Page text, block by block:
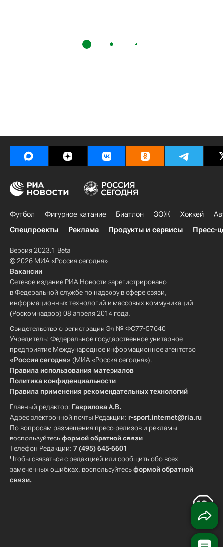
Футбол Фигурное катание Биатлон ЗОЖ Хоккей
Спецпроекты
Реклама Продукты и сервисы Пресс-
Версия 2023.1 Beta
© 2026 МИА «Россия сегодня»
Вакансии
Сетевое издание РИА Новости зарегистрировано
в Федеральной службе по надзору в сфере связи,
информационных технологий и массовых коммуникаций
(Роскомнадзор) 08 апреля 2014 года.
Свидетельство о регистрации Эл № ФС77-57640
Учредитель: Федеральное государственное унитарное
предприятие Международное информационное агентство
«Россия сегодня» (МИА «Россия сегодня»).
Правила использования материалов
Политика конфиденциальности
Правила применения рекомендательных технологий
Главный редактор: Гаврилова А.В.
Адрес электронной почты Редакции: r-sport.internet@ria.ru
По вопросам размещения пресс-релизов и рекламы
воспользуйтесьформой обратной связи
Телефон Редакции: 7 (495) 645-6601
Чтобы связаться с редакцией или сообщить обо всех
замеченных ошибках, воспользуйтесьформой обратной
связи.